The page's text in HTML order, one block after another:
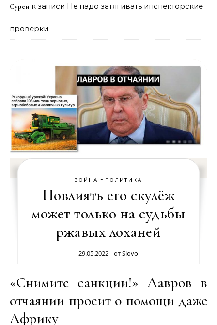
Сурен к записи Не надо затягивать инспекторские
проверки
ВОЙНА - ПОЛИТИКА
Повлиять его скулёж
может только на судьбы
ржавых лоханей
29.05.2022 - отSlovo
«Снимите санкции!» Лавров в
отчаянии просит о помощи даже
Африку